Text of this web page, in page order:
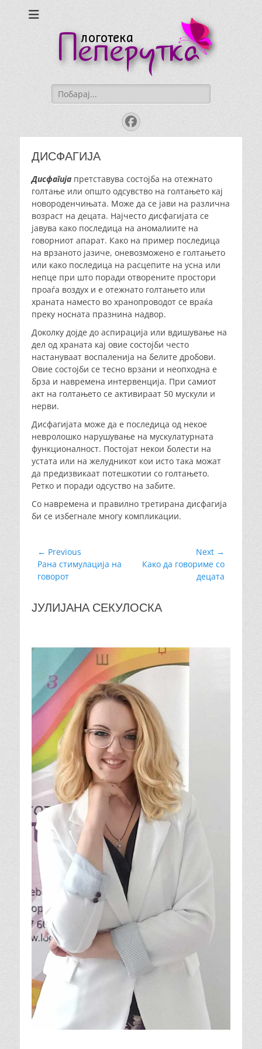
Logoteka
Peperutka
Search
for:
Facebook
ДИСФАГИЈА
Дисфагија претставува состојба на отежнато
голтање или општо одсувство на голтањето кај
новороденчињата. Може да се јави на различна
возраст на децата. Најчесто дисфагијата се
јавува како последица на аномалиите на
говорниот апарат. Како на пример последица
на врзаното јазиче, оневозможено е голтањето
или како последица на расцепите на усна или
непце при што поради отворените простори
проаѓа воздух и е отежнато голтањето или
храната наместо во хранопроводот се враќа
преку носната празнина надвор.
Доколку дојде до аспирација или вдишување на
дел од храната кај овие состојби често
настануваат воспаленија на белите дробови.
Овие состојби се тесно врзани и неопходна е
брза и навремена интервенција. При самиот
акт на голтањето се активираат 50 мускули и
нерви.
Дисфагијата може да е последица од некое
невролошко нарушување на мускулатурната
функционалност. Постојат некои болести на
устата или на желудникот кои исто така можат
да предизвикаат потешкотии со голтањето.
Ретко и поради одсуство на забите.
Со навремена и правилно третирана дисфагија
би се избегнале многу компликации.
Навигација
на
напис
← Previous
Previous
post:
Рана стимулација на
говорот
Next →
NextКако да говориме со
децата
ЈУЛИЈАНА СЕКУЛОСКА